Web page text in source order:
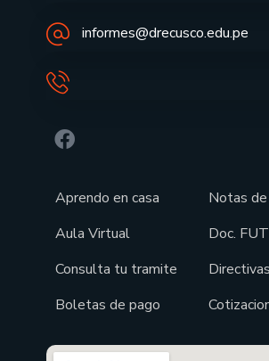
informes@drecusco.edu.pe
Aprendo en casa
Aula Virtual
Consulta tu tramite
Boletas de pago
Notas
Doc. FUT
Directivas